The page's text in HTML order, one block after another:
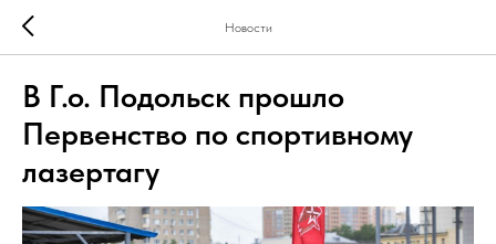
Новости
В Г.о. Подольск прошло
Первенство по спортивному
лазертагу